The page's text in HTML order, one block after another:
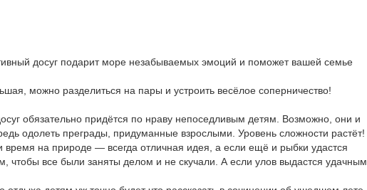
досуг подарит море незабываемых эмоций и поможет вашей семье
можно разделиться на пары и устроить весёлое соперничество!
обязательно придётся по нраву непоседливым детям. Возможно, они и
одолеть преграды, придуманные взрослыми. Уровень сложности растёт!
время на природе — всегда отличная идея, а если ещё и рыбки удастся
чтобы все были заняты делом и не скучали. А если улов выдастся удачным,